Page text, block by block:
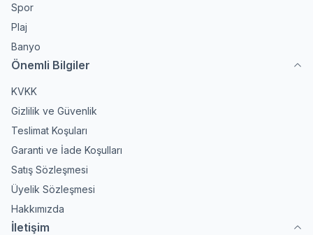
Spor
Plaj
Banyo
Önemli Bilgiler
KVKK
Gizlilik ve Güvenlik
Teslimat Koşuları
Garanti ve İade Koşulları
Satış Sözleşmesi
Üyelik Sözleşmesi
Hakkımızda
İletişim